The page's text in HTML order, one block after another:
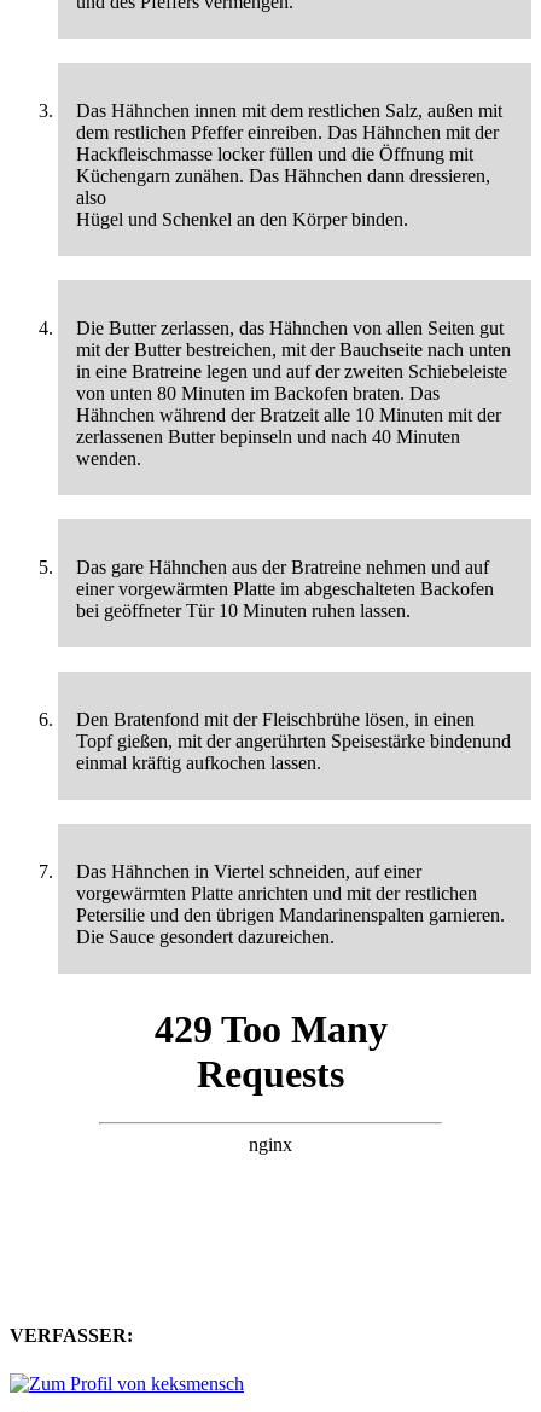
Das Hähnchen innen mit dem restlichen Salz, außen mit
dem restlichen Pfeffer einreiben. Das Hähnchen mit der
Hackfleischmasse locker füllen und die Öffnung mit
Küchengarn zunähen. Das Hähnchen dann dressieren,
also
Hügel und Schenkel an den Körper binden.
Die Butter zerlassen, das Hähnchen von allen Seiten gut
mit der Butter bestreichen, mit der Bauchseite nach unten
in eine Bratreine legen und auf der zweiten Schiebeleiste
von unten 80 Minuten im Backofen braten. Das
Hähnchen während der Bratzeit alle 10 Minuten mit der
zerlassenen Butter bepinseln und nach 40 Minuten
wenden.
Das gare Hähnchen aus der Bratreine nehmen und auf
einer vorgewärmten Platte im abgeschalteten Backofen
bei geöffneter Tür 10 Minuten ruhen lassen.
Den Bratenfond mit der Fleischbrühe lösen, in einen
Topf gießen, mit der angerührten Speisestärke bindenund
einmal kräftig aufkochen lassen.
Das Hähnchen in Viertel schneiden, auf einer
vorgewärmten Platte anrichten und mit der restlichen
Petersilie und den übrigen Mandarinenspalten garnieren.
Die Sauce gesondert dazureichen.
VERFASSER: